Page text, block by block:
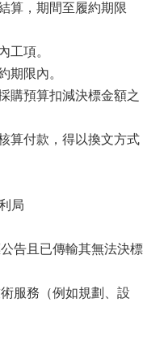
算，期間至履約期限
工項。
期限內。
購預算扣減決標金額之
算付款，得以換文方式
局
告且已傳輸其無法決標
服務（例如規劃、設